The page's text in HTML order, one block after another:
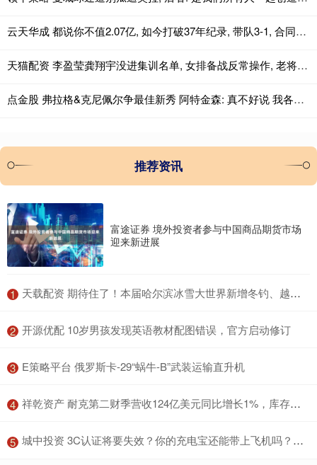
云天华成 都说你不值2.07亿, 如今打破37年纪录, 带队3-1, 合同成白菜价
天猫配资 李盈莹龚翔宇没进集训名单, 女排备战反常操作, 老将新人各司其职
点金股 弗拉格&克尼佩尔争最佳新秀 阿特金森: 真不好说 我各投半票吧
推荐资讯
富途证券 境外投资者参与中国商品期货市场
迎来新进展
1 ​天载配资 期待住了！本届哈尔滨冰雪大世界新增冬钓、越野滑雪等
2 ​开源优配 10岁男孩发现英语教材配图错误，官方启动修订
3 ​E策略平台 俄罗斯卡-29“蜗牛-B”武装运输直升机
4 ​祥乾资产 耐克第二财季营收124亿美元同比增长1%，库存改善，北美市场回暖 | 财报见闻
5 ​城中投资 3C认证将要失效？你的充电宝还能带上飞机吗？答案来了！